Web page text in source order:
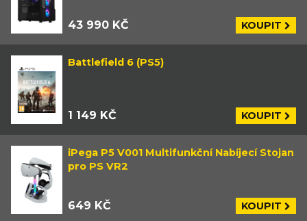
43 990 KČ KOUPIT
Battlefield 6 (PS5)
1 149 KČ KOUPIT
iPega P5 V001 Multifunkční Nabíjecí Stojan
pro PS VR2
649 KČ KOUPIT